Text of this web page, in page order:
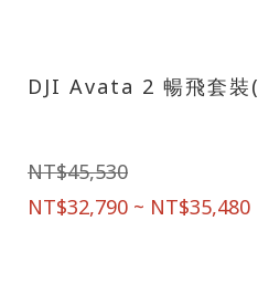
DJI Avata 2 暢飛套裝
NT$45,530
NT$32,790 ~ NT$35,480